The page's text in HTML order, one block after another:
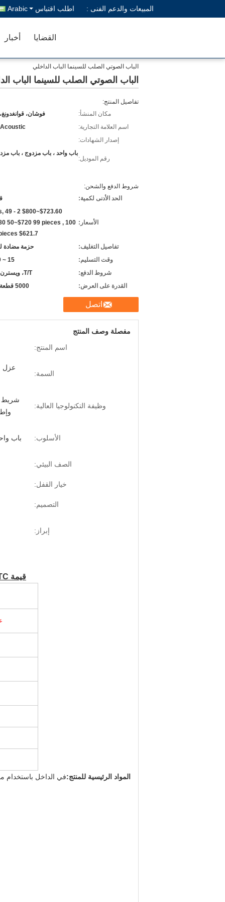
المبيعات والدعم الفنى : اطلب اقتباس Arabic
أخبار القضايا
الباب الصوتي الصلب للسينما الباب الداخلي
الباب الصوتي الصلب للسينما الباب
تفاصيل المنتج:
مكان المنشأ:
فوشان،
اسم العلامة التجارية:
إصدار الشهادات:
رقم الموديل:
باب واحد ، باب مزدوج ، باب
شروط الدفع والشحن:
الحد الأدنى لكمية:
الأسعار: 50~$720 99 pieces , 100
$621.7
تفاصيل التغليف:
حزمة مضادة
وقت التسليم:
15 ~ 20 يومًا
شروط الدفع:
T/T، ويسترن يونيون
القدرة على العرض:
5000 قطعة شهريا
اتصل
مفصلة وصف المنتج
اسم المنتج:
السمة:
عزل
وظيفة التكنولوجيا العالية:
الأسلوب: باب
الصف البيئي:
خيار القفل:
التصميم:
إبراز:
قيمة STC تصل إلى
المواد الرئيسية للمنتج:في الداخل باستخدام